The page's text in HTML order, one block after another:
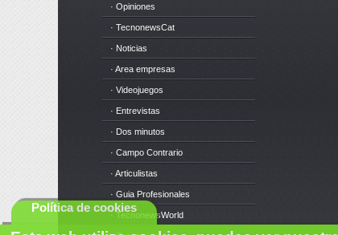
· Opiniones
· TecnonewsCat
· Noticias
· Area empresas
· Videojuegos
· Entrevistas
· Dos minutos
· Campo Contrario
· Articulistas
· Guia Profesionales
· TecnonewsWorld
Política de cookies